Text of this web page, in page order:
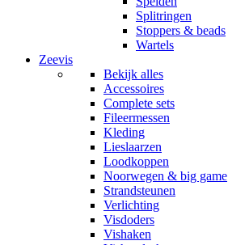
Splitringen
Stoppers & beads
Wartels
Zeevis
Bekijk alles
Accessoires
Complete sets
Fileermessen
Kleding
Lieslaarzen
Loodkoppen
Noorwegen & big game
Strandsteunen
Verlichting
Visdoders
Vishaken